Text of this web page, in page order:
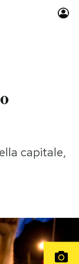
2026
capitale,